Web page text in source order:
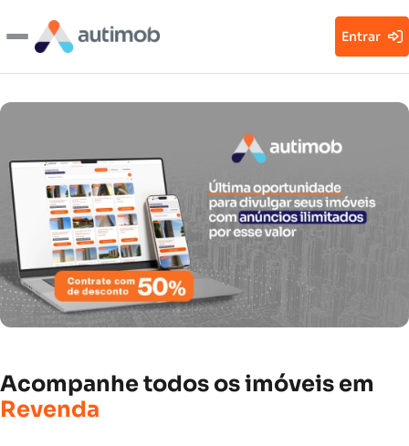
Entrar
Acompanhetodos osimóveis em
Revenda